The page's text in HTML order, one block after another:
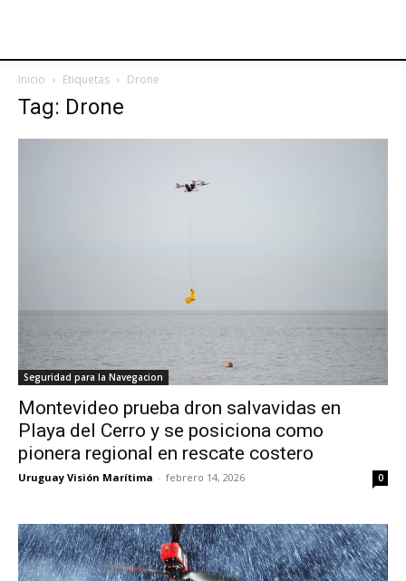
Inicio Etiquetas Drone
Tag: Drone
Seguridad para la Navegacion
Montevideo prueba dron salvavidas en
Playa del Cerro y se posiciona como
pionera regional en rescate costero
Uruguay Visión Marítima - febrero 14, 2026 0